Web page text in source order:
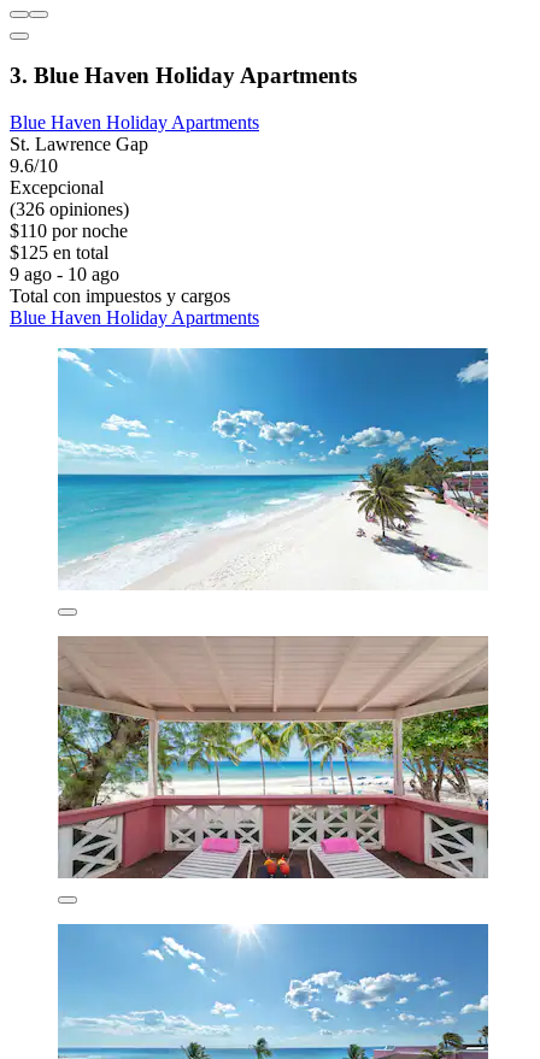
3. Blue Haven Holiday Apartments
Blue Haven Holiday Apartments
St. Lawrence Gap
9.6/10
Excepcional
(326 opiniones)
$110 por noche
$125 en total
9 ago - 10 ago
Total con impuestos y cargos
Blue Haven Holiday Apartments